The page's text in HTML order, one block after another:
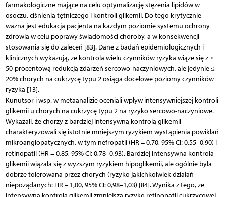
farmakologiczne mające na celu optymalizację stężenia lipidów w
osoczu, ciśnienia tętniczego i kontroli glikemii. Do tego krytycznie
ważna jest edukacja pacjenta na każdym poziomie systemu ochrony
zdrowia w celu poprawy świadomości choroby, a w konsekwencji
stosowania się do zaleceń [83]. Dane z badań epidemiologicznych i
klinicznych wykazują, że kontrola wielu czynników ryzyka wiąże się z ≥
50-procentową redukcją zdarzeń sercowo-naczyniowych, ale jedynie ≤
20% chorych na cukrzycę typu 2 osiąga docelowe poziomy czynników
ryzyka [13].
Kunutsor i wsp. w metaanalizie oceniali wpływ intensywniejszej kontroli
glikemii u chorych na cukrzycę typu 2 na ryzyko sercowo-naczyniowe.
Wykazali, że chorzy z bardziej intensywną kontrolą glikemii
charakteryzowali się istotnie mniejszym ryzykiem wystąpienia powikłań
mikroangiopatycznych, w tym nefropatii (HR = 0,70, 95% CI: 0,55–0,90) i
retinopatii (HR = 0,85, 95% CI: 0,78–0,93). Bardziej intensywna kontrola
glikemii wiązała się z wyższym ryzykiem hipoglikemii, ale ogólnie była
dobrze tolerowana przez chorych (ryzyko jakichkolwiek działań
niepożądanych: HR – 1,00, 95% CI: 0,98–1,03) [84]. Wynika z tego, że